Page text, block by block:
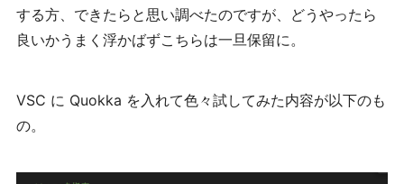
する方、できたらと思い調べたのですが、どうやったら
良いかうまく浮かばずこちらは一旦保留に。
VSC に Quokka を入れて色々試してみた内容が以下のも
の。